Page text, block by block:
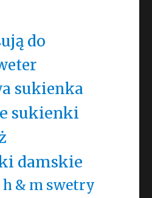
do
sukienka
sukienki
damskie
h & m swetry